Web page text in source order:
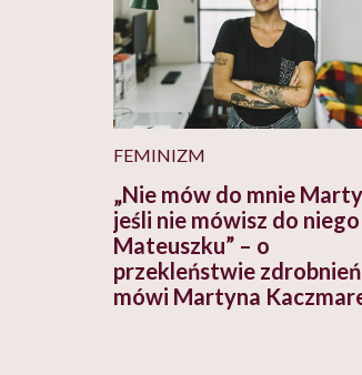
FEMINIZM
„Nie mów do mnie
jeśli nie mówisz do niego
Mateuszku” – o
przekleństwie zdrobnień
mówi Martyna